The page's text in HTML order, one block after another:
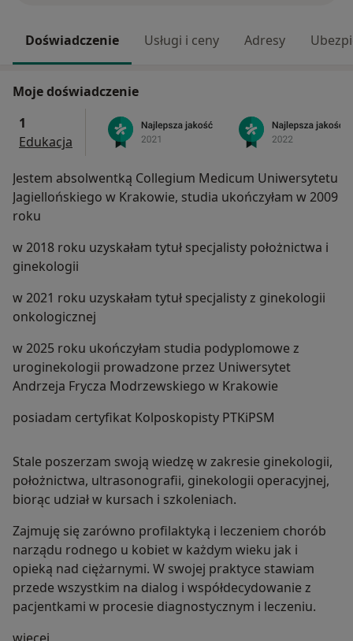
Doświadczenie Usługi i ceny Adresy
Moje doświadczenie
1
Edukacja
Jestem absolwentką Collegium Medicum Uniwersytetu
Jagiellońskiego w Krakowie, studia ukończyłam w 2009
roku
w 2018 roku uzyskałam tytuł specjalisty położnictwa i
ginekologii
w 2021 roku uzyskałam tytuł specjalisty z ginekologii
onkologicznej
w 2025 roku ukończyłam studia podyplomowe z
uroginekologii prowadzone przez Uniwersytet
Andrzeja Frycza Modrzewskiego w Krakowie
posiadam certyfikat Kolposkopisty PTKiPSM
Stale poszerzam swoją wiedzę w zakresie ginekologii,
położnictwa, ultrasonografii, ginekologii operacyjnej,
biorąc udział w kursach i szkoleniach.
Zajmuję się zarówno profilaktyką i leczeniem chorób
narządu rodnego u kobiet w każdym wieku jak i
opieką nad ciężarnymi. W swojej praktyce stawiam
przede wszystkim na dialog i współdecydowanie z
pacjentkami w procesie diagnostycznym i leczeniu.